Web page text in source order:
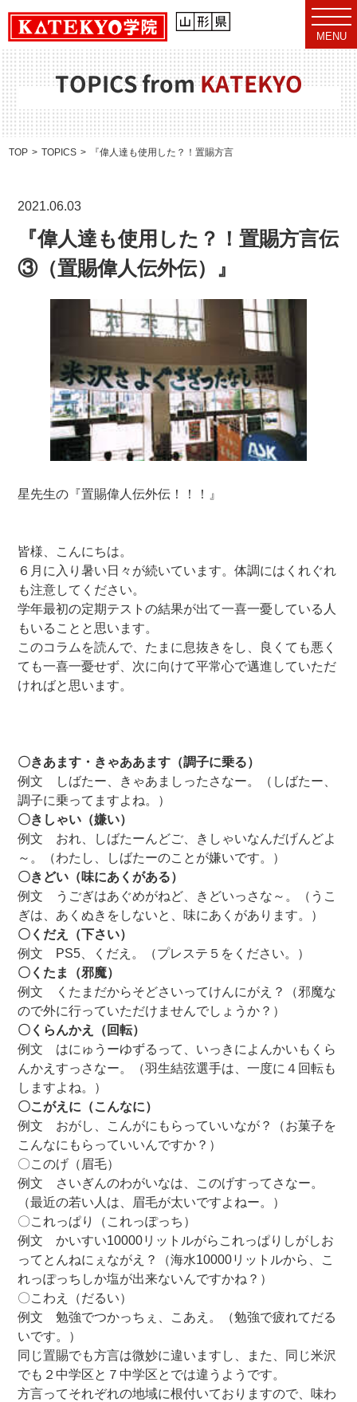
t
o
g
g
l
e
n
v
i
g
MENU
TOPICS fromKATEKYO
TOP TOPICS 『偉人達も使用した？！置賜方言伝③（置賜偉人伝外伝）』
2021.06.03
『偉人達も使用した？！置賜方言伝
③（置賜偉人伝外伝）』
星先生の『置賜偉人伝外伝！！！』
皆様、こんにちは。
６月に入り暑い日々が続いています。体調にはくれぐれ
も注意してください。
学年最初の定期テストの結果が出て一喜一憂している人
もいることと思います。
このコラムを読んで、たまに息抜きをし、良くても悪く
ても一喜一憂せず、次に向けて平常心で邁進していただ
ければと思います。
〇きあます・きゃああます（調子に乗る）
例文 しばたー、きゃあましったさなー。（しばたー、
調子に乗ってますよね。）
〇きしゃい（嫌い）
例文 おれ、しばたーんどご、きしゃいなんだげんどよ
～。（わたし、しばたーのことが嫌いです。）
〇きどい（味にあくがある）
例文 うごぎはあぐめがねど、きどいっさな～。（うこ
ぎは、あくぬきをしないと、味にあくがあります。）
〇くだえ（下さい）
例文 PS5、くだえ。（プレステ５をください。）
〇くたま（邪魔）
例文 くたまだからそどさいってけんにがえ？（邪魔な
ので外に行っていただけませんでしょうか？）
〇くらんかえ（回転）
例文 はにゅうーゆずるって、いっきによんかいもくら
んかえすっさなー。（羽生結弦選手は、一度に４回転も
しますよね。）
〇こがえに（こんなに）
例文 おがし、こんがにもらっていいなが？（お菓子を
こんなにもらっていいんですか？）
〇このげ（眉毛）
例文 さいぎんのわがいなは、このげすってさなー。
（最近の若い人は、眉毛が太いですよねー。）
〇これっぱり（これっぽっち）
例文 かいすい10000リットルがらこれっぱりしがしお
ってとんねにぇながえ？（海水10000リットルから、こ
れっぽっちしか塩が出来ないんですかね？）
〇こわえ（だるい）
例文 勉強でつかっちぇ、こあえ。（勉強で疲れてだる
いです。）
同じ置賜でも方言は微妙に違いますし、また、同じ米沢
でも２中学区と７中学区とでは違うようです。
方言ってそれぞれの地域に根付いておりますので、味わ